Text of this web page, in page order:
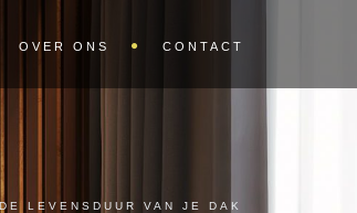
OVER ONS CONTACT
LEVENSDUUR VAN JE DAK